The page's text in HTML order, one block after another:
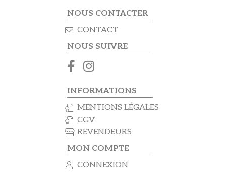
NOUS CONTACTER
CONTACT
NOUS SUIVRE
MON COMPTE
CONNEXION
INFORMATIONS
MENTIONS LÉGALES
CGV
REVENDEURS